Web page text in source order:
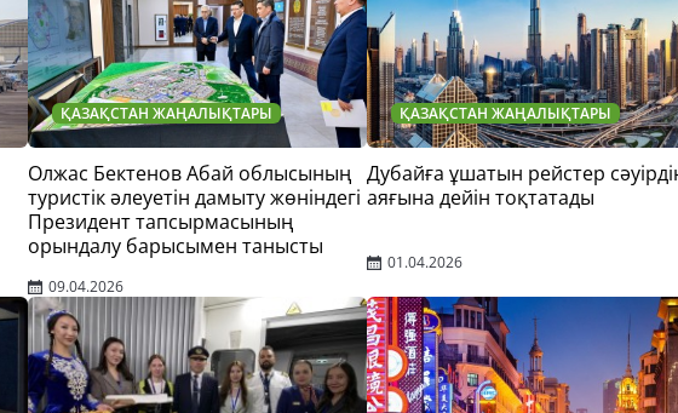
ҚАЗАҚСТАН ЖАҢАЛЫҚТАРЫ
Олжас Бектенов Абай облысының
туристік әлеуетін дамыту жөніндегі
Президент тапсырмасының
орындалу барысымен танысты
09.04.2026
ҚАЗАҚСТАН ЖАҢАЛЫҚТАРЫ
Дубайға ұшатын рейстер
аяғына дейін тоқтатады
01.04.2026